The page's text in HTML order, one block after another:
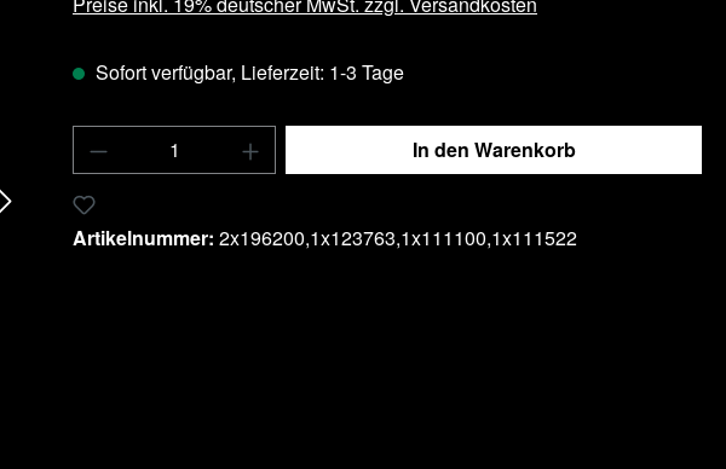
Sofort verfügbar, Lieferzeit: 1-3 Tage
Produkt Anzahl: Gib den gewünschten Wert ein
In den Warenkorb
Artikelnummer: 2x196200,1x123763,1x111100,1x111522